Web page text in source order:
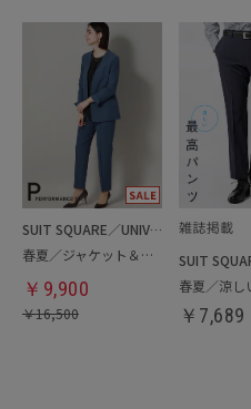
SUIT SQUARE／UNIVERSAL LANGUAGE／WHITE
春夏／ジャケット＆パンツセットアップ／洗濯ネット付き
￥ 9,900
￥16,500 ￥ 7,689